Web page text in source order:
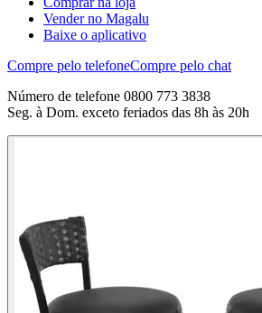
Vender no Magalu
Baixe o aplicativo
Compre pelo telefoneCompre pelo chat
Número de telefone 0800 773 3838
Seg. à Dom. exceto feriados das 8h às 20h